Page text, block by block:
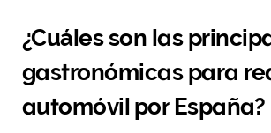
¿Cuáles son las
gastronómicas para
automóvil por España?